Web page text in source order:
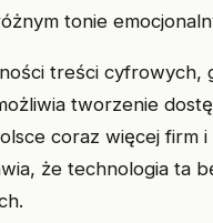
tonie
treści cyfrowych,
tworzenie
coraz więcej firm
że technologia ta